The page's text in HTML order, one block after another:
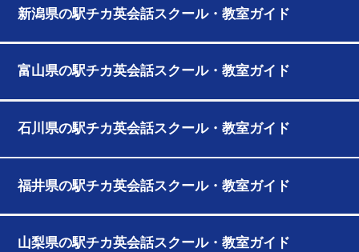
新潟県の駅チカ英会話スクール・教室ガイド
富山県の駅チカ英会話スクール・教室ガイド
石川県の駅チカ英会話スクール・教室ガイド
福井県の駅チカ英会話スクール・教室ガイド
山梨県の駅チカ英会話スクール・教室ガイド